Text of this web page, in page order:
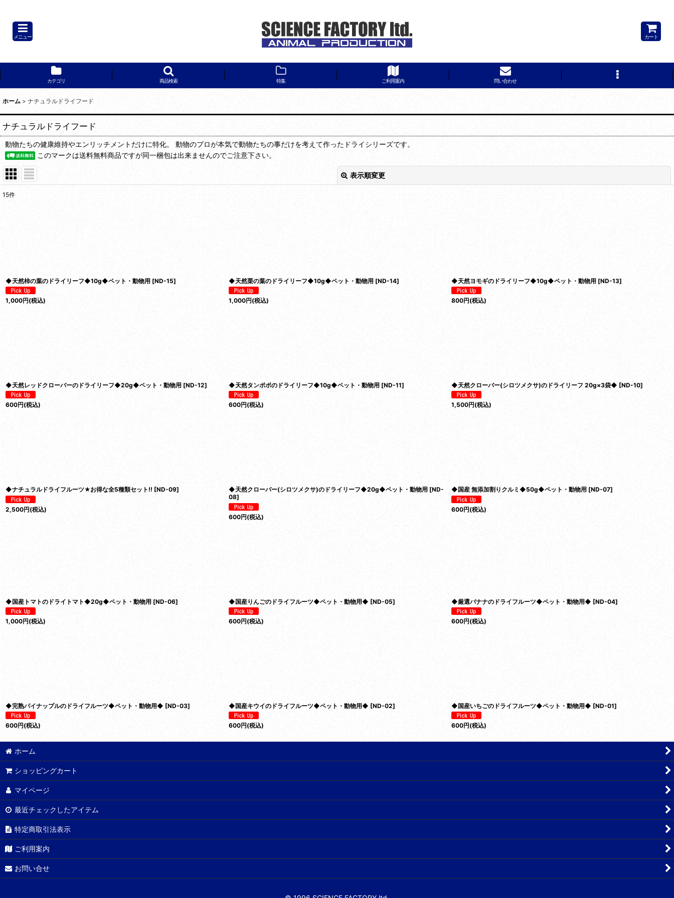
メニュー カート
カテゴリ 商品検索 特集 ご利用案内 問い合わせ
ホーム > ナチュラルドライフード
ナチュラルドライフード
動物たちの健康維持やエンリッチメントだけに特化。 動物のプロが本気で動物たちの事だけを考えて作ったドライシリーズです。
このマークは送料無料商品ですが同一梱包は出来ませんのでご注意下さい。
表示順変更
15件
◆天然柿の葉のドライリーフ◆10g◆ペット・動物用 [ND-15]
1,000円(税込)
◆天然栗の葉のドライリーフ◆10g◆ペット・動物用 [ND-14]
1,000円(税込)
◆天然ヨモギのドライリーフ◆10g◆ペット・動物用 [ND-13]
800円(税込)
◆天然レッドクローバーのドライリーフ◆20g◆ペット・動物用 [ND-12]
600円(税込)
◆天然タンポポのドライリーフ◆10g◆ペット・動物用 [ND-11]
600円(税込)
◆天然クローバー(シロツメクサ)のドライリーフ 20g×3袋◆ [ND-10]
1,500円(税込)
◆ナチュラルドライフルーツ★お得な全5種類セット!! [ND-09]
2,500円(税込)
◆天然クローバー(シロツメクサ)のドライリーフ◆20g◆ペット・動物用 [ND-
08]
600円(税込)
◆国産 無添加割りクルミ◆50g◆ペット・動物用 [ND-07]
600円(税込)
◆国産トマトのドライトマト◆20g◆ペット・動物用 [ND-06]
1,000円(税込)
◆国産りんごのドライフルーツ◆ペット・動物用◆ [ND-05]
600円(税込)
◆厳選バナナのドライフルーツ◆ペット・動物用◆ [ND-04]
600円(税込)
◆完熟パイナップルのドライフルーツ◆ペット・動物用◆ [ND-03]
600円(税込)
◆国産キウイのドライフルーツ◆ペット・動物用◆ [ND-02]
600円(税込)
◆国産いちごのドライフルーツ◆ペット・動物用◆ [ND-01]
600円(税込)
ホーム
ショッピングカート
マイページ
最近チェックしたアイテム
特定商取引法表示
ご利用案内
お問い合せ